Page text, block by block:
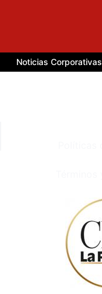
Noticias Corporativas